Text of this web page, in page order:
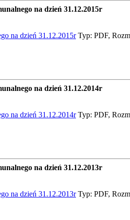
na dzień 31.12.2015r
na dzień 31.12.2015rTyp: PDF,
na dzień 31.12.2014r
na dzień 31.12.2014rTyp: PDF,
na dzień 31.12.2013r
na dzień 31.12.2013rTyp: PDF,